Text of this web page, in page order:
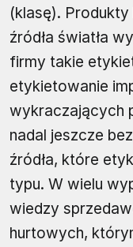
(klasę).
źródła światła
firmy takie
etykietowanie
wykraczających
nadal jeszcze
źródła, które
typu. W wielu
wiedzy
hurtowych,